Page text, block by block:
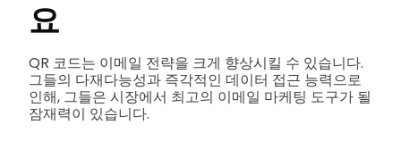
요
QR 코드는 이메일 전략을 크게 향상시킬 수 있습니다.
그들의 다재다능성과 즉각적인 데이터 접근 능력으로
인해, 그들은 시장에서 최고의 이메일 마케팅 도구가 될
잠재력이 있습니다.